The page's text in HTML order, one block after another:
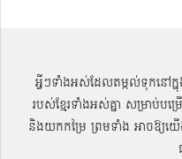
អ្វីៗទាំងអស់ដែលតម្កល់ទុកនៅក្
របស់ខ្មែរទាំងអស់គ្នា សម្រាប់
និងយកកម្រៃ ព្រមទាំង អាចឱ្យយ